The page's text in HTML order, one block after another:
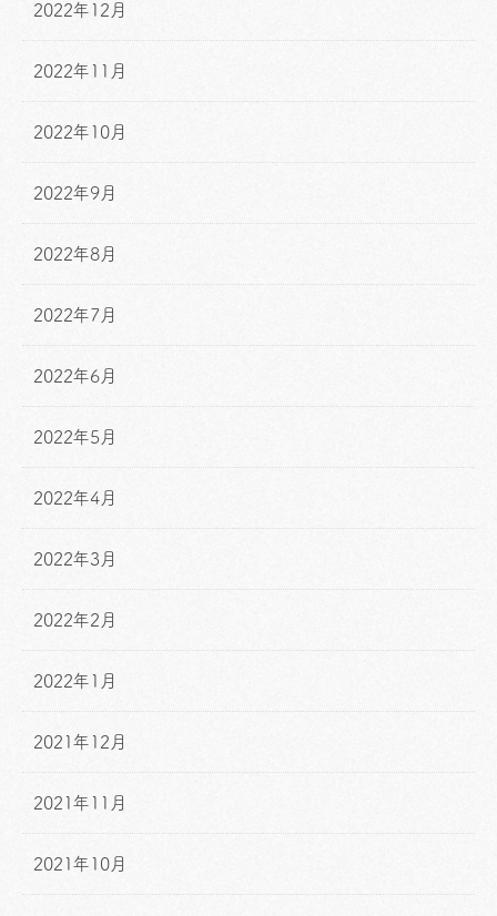
2022年12月
2022年11月
2022年10月
2022年9月
2022年8月
2022年7月
2022年6月
2022年5月
2022年4月
2022年3月
2022年2月
2022年1月
2021年12月
2021年11月
2021年10月